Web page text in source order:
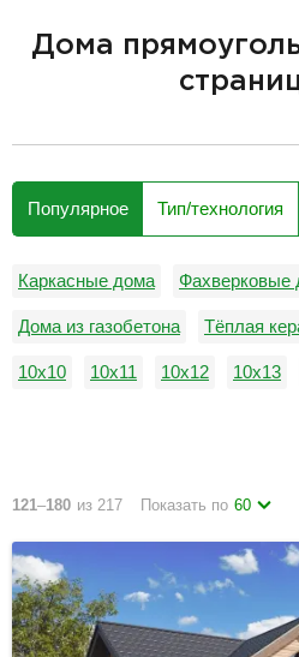
Дома
Популярное Тип/технология
Каркасные дома Фахверковые
Дома из газобетона Тёплая
10х10 10х11 10х12 10х13
121–180 из 217 Показать по 60